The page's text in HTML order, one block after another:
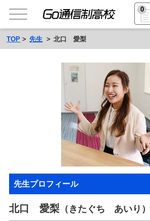
0
TOP 先生 北口 愛梨
先生プロフィール
北口 愛梨（きたぐち あいり）